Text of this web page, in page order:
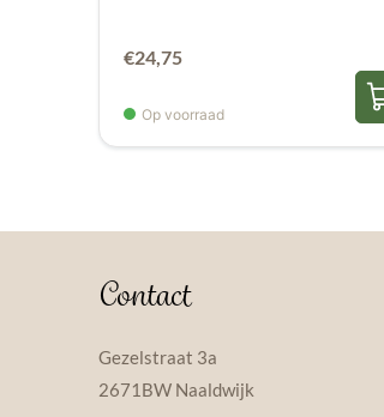
€24,75
Op voorraad
Contact
Gezelstraat 3a
2671BW Naaldwijk